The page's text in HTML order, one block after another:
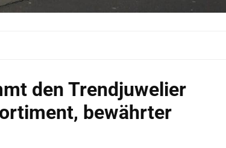
den Trendjuwelier
bewährter